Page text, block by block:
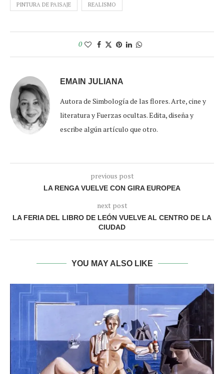
PINTURA DE PAISAJE REALISMO
0
EMAIN JULIANA
Autora de Simbología de las flores. Arte, cine y
literatura y Fuerzas ocultas. Edita, diseña y
escribe algún artículo que otro.
previous post
LA RENGA VUELVE CON GIRA EUROPEA
next post
LA FERIA DEL LIBRO DE LEÓN VUELVE AL CENTRO DE LA
CIUDAD
YOU MAY ALSO LIKE